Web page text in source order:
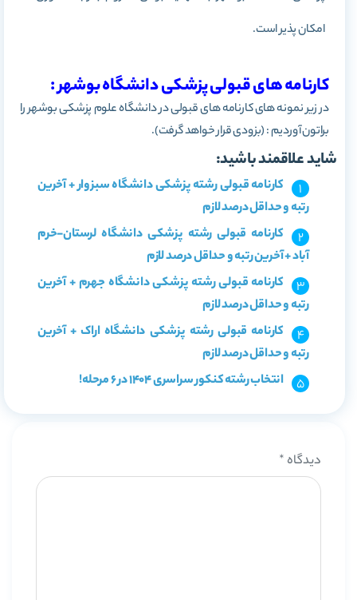
امکان پذیر است.
کارنامه های قبولی پزشکی دانشگاه بوشهر :
در زیر نمونه های کارنامه های قبولی در دانشگاه علوم پزشکی بوشهر را
براتون آوردیم : (بزودی قرار خواهد گرفت).
شاید علاقمند باشید:
کارنامه قبولی رشته پزشکی دانشگاه سبزوار + آخرین
رتبه و حداقل درصد لازم
کارنامه قبولی رشته پزشکی دانشگاه لرستان-خرم
آباد + آخرین رتبه و حداقل درصد لازم
کارنامه قبولی رشته پزشکی دانشگاه جهرم + آخرین
رتبه و حداقل درصد لازم
کارنامه قبولی رشته پزشکی دانشگاه اراک + آخرین
رتبه و حداقل درصد لازم
انتخاب رشته کنکور سراسری 1404 در 6 مرحله!
دیدگاه *